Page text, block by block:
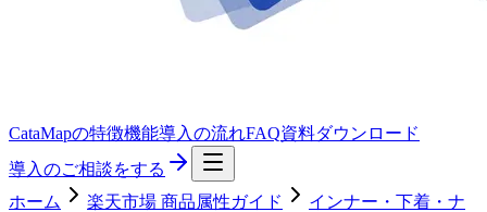
CataMapの特徴機能導入の流れFAQ資料ダウンロード
導入のご相談をする
ホーム
楽天市場 商品属性ガイド
インナー・下着・ナ